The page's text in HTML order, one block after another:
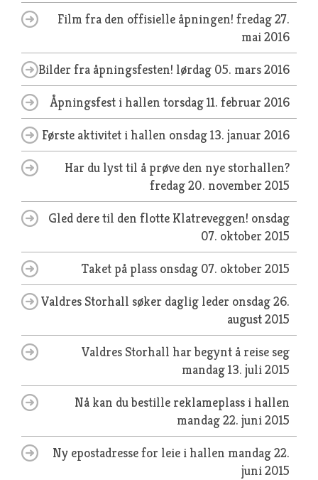
Film fra den offisielle åpningen! fredag 27.
mai 2016
Bilder fra åpningsfesten! lørdag 05. mars 2016
Åpningsfest i hallen torsdag 11. februar 2016
Første aktivitet i hallen onsdag 13. januar 2016
Har du lyst til å prøve den nye storhallen?
fredag 20. november 2015
Gled dere til den flotte Klatreveggen! onsdag
07. oktober 2015
Taket på plass onsdag 07. oktober 2015
Valdres Storhall søker daglig leder onsdag 26.
august 2015
Valdres Storhall har begynt å reise seg
mandag 13. juli 2015
Nå kan du bestille reklameplass i hallen
mandag 22. juni 2015
Ny epostadresse for leie i hallen mandag 22.
juni 2015